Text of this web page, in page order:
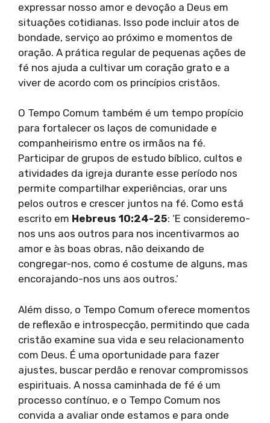
expressar nosso amor e devoção a Deus em
situações cotidianas. Isso pode incluir atos de
bondade, serviço ao próximo e momentos de
oração. A prática regular de pequenas ações de
fé nos ajuda a cultivar um coração grato e a
viver de acordo com os princípios cristãos.
O Tempo Comum também é um tempo propício
para fortalecer os laços de comunidade e
companheirismo entre os irmãos na fé.
Participar de grupos de estudo bíblico, cultos e
atividades da igreja durante esse período nos
permite compartilhar experiências, orar uns
pelos outros e crescer juntos na fé. Como está
escrito em Hebreus 10:24-25: ‘E consideremo-
nos uns aos outros para nos incentivarmos ao
amor e às boas obras, não deixando de
congregar-nos, como é costume de alguns, mas
encorajando-nos uns aos outros.’
Além disso, o Tempo Comum oferece momentos
de reflexão e introspecção, permitindo que cada
cristão examine sua vida e seu relacionamento
com Deus. É uma oportunidade para fazer
ajustes, buscar perdão e renovar compromissos
espirituais. A nossa caminhada de fé é um
processo contínuo, e o Tempo Comum nos
convida a avaliar onde estamos e para onde